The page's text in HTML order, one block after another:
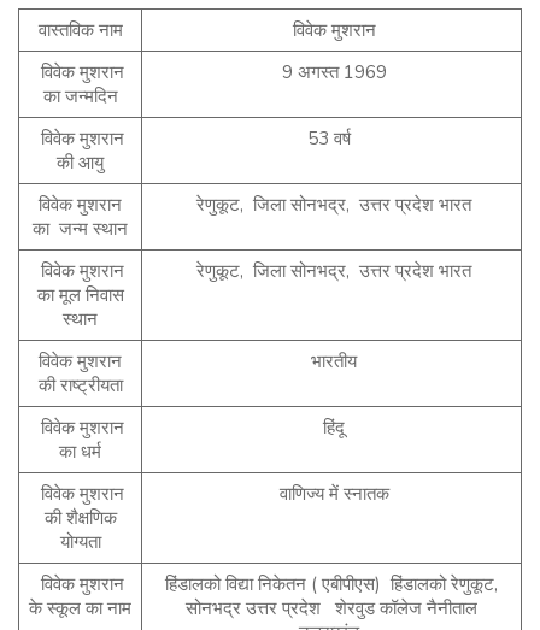
वास्तविक नाम
विवेक मुशरान
विवेक मुशरान
का जन्मदिन
9 अगस्त 1969
विवेक मुशरान
की आयु
53 वर्ष
विवेक मुशरान
का जन्म स्थान
रेणुकूट, जिला सोनभद्र, उत्तर प्रदेश भारत
विवेक मुशरान
का मूल निवास
स्थान
रेणुकूट, जिला सोनभद्र, उत्तर प्रदेश भारत
विवेक मुशरान
की राष्ट्रीयता
भारतीय
विवेक मुशरान
का धर्म
हिंदू
विवेक मुशरान
की शैक्षणिक
योग्यता
वाणिज्य में स्नातक
विवेक मुशरान
के स्कूल का नाम
हिंडालको विद्या निकेतन ( एबीपीएस) हिंडालको रेणुकूट,
सोनभद्र उत्तर प्रदेश शेरवुड कॉलेज नैनीताल